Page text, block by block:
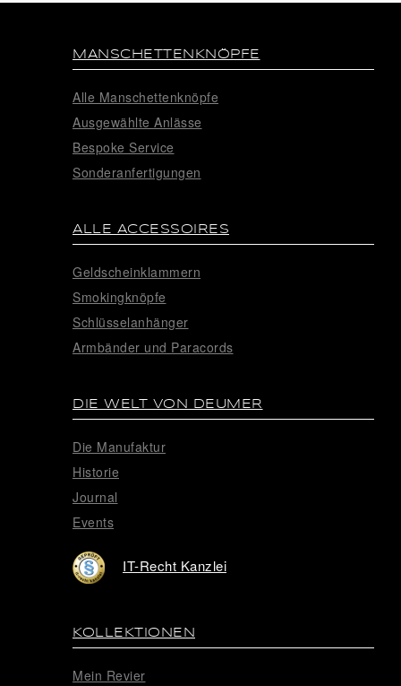
MANSCHETTENKNÖPFE
Alle Manschettenknöpfe
Ausgewählte Anlässe
Bespoke Service
Sonderanfertigungen
ALLE ACCESSOIRES
Geldscheinklammern
Smokingknöpfe
Schlüsselanhänger
Armbänder und Paracords
DIE WELT VON DEUMER
Die Manufaktur
Historie
Journal
Events
IT-Recht Kanzlei
KOLLEKTIONEN
Mein Revier